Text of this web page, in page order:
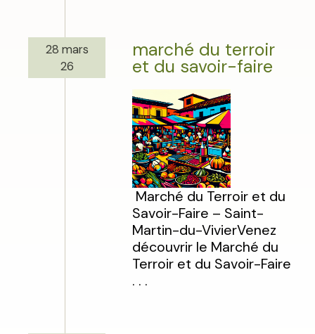
28 mars
26
marché du terroir
et du savoir-faire
Marché du Terroir et du
Savoir-Faire – Saint-
Martin-du-VivierVenez
découvrir le Marché du
Terroir et du Savoir-Faire
. . .